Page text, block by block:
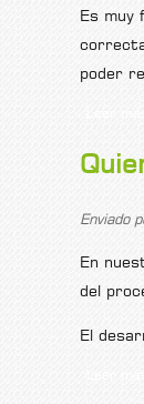
Es muy
poder
Enviado
En
del
El